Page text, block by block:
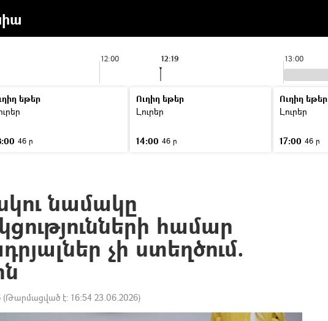
12:00 13:00
12:19
եթեր
46 ր
Ուղիղ եթեր
Լուրեր
14:00 46 ր
Ուղիղ եթեր
Լուրեր
17:00 46 ր
նամակը
համար
չի ստեղծում.
(Թարմացված է: 16:54 23.06.2026)